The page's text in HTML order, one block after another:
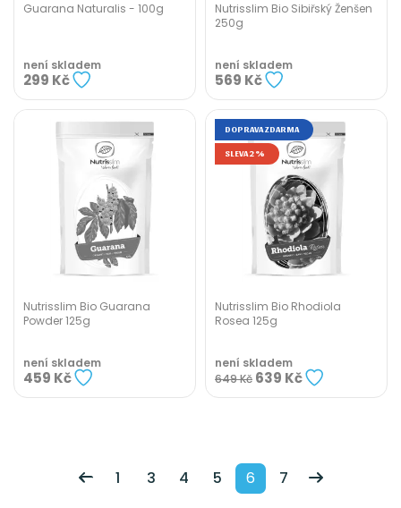
Guarana Naturalis - 100g
není skladem
299 Kč
Nutrisslim Bio Sibiřský Ženšen
250g
není skladem
569 Kč
Nutrisslim Bio Guarana
Powder 125g
není skladem
459 Kč
DOPRAVA ZDARMA
SLEVA 2%
Nutrisslim Bio Rhodiola
Rosea 125g
není skladem
649 Kč 639 Kč
1 3 4 5 6 7